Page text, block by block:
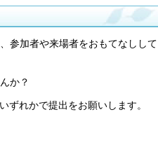
参加者や来場者をおもてなしして
か？
ずれかで提出をお願いします。